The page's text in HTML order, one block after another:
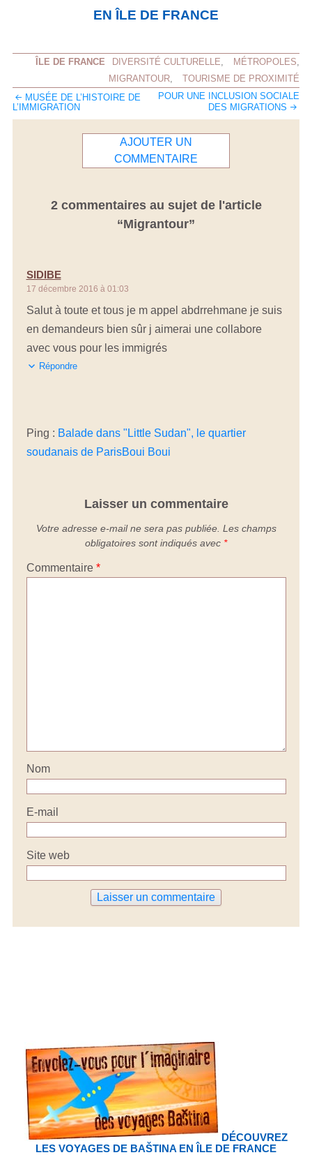
EN ÎLE DE FRANCE
ÎLE DE FRANCE DIVERSITÉ CULTURELLE, MÉTROPOLES,
MIGRANTOUR,
TOURISME DE PROXIMITÉ
NAVIGATION
DES
MUSÉE DE L’HISTOIRE DE
L’IMMIGRATION
POUR UNE INCLUSION SOCIALE
DES MIGRATIONS
AJOUTER UN
COMMENTAIRE
2 commentaires au sujet de l'article
“Migrantour”
SIDIBE
17 décembre 2016 à 01:03
Salut à toute et tous je m appel abdrrehmane je suis
en demandeurs bien sûr j aimerai une collabore
avec vous pour les immigrés
Répondre
Ping : Balade dans "Little Sudan", le quartier
soudanais de ParisBoui Boui
Laisser un commentaire
Votre adresse e-mail ne sera pas publiée. Les champs
obligatoires sont indiqués avec *
Commentaire *
Nom
E-mail
Site web
DÉCOUVREZ
LES VOYAGES DE BAŠTINA EN ÎLE DE FRANCE